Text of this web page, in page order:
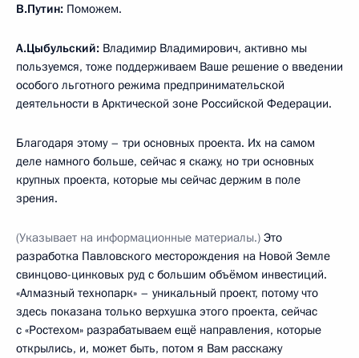
В.Путин: Поможем.
А.Цыбульский: Владимир Владимирович, активно мы
пользуемся, тоже поддерживаем Ваше решение о введении
особого льготного режима предпринимательской
деятельности в Арктической зоне Российской Федерации.
Благодаря этому – три основных проекта. Их на самом
деле намного больше, сейчас я скажу, но три основных
крупных проекта, которые мы сейчас держим в поле
зрения.
(Указывает на информационные материалы.) Это
разработка Павловского месторождения на Новой Земле
свинцово-цинковых руд с большим объёмом инвестиций.
«Алмазный технопарк» – уникальный проект, потому что
здесь показана только верхушка этого проекта, сейчас
с «Ростехом» разрабатываем ещё направления, которые
открылись, и, может быть, потом я Вам расскажу